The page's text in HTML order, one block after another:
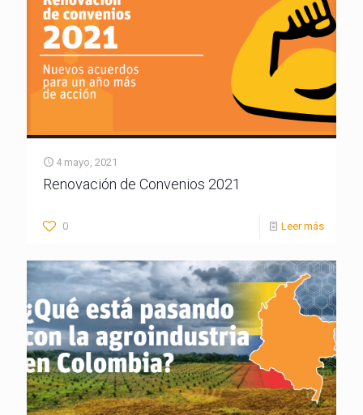
4 mayo, 2021
Renovación de Convenios 2021
0 Leer más